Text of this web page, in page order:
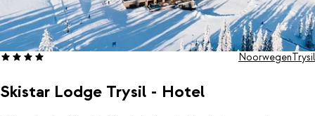
Skistar Lodge Trysil - Hotel
NoorwegenTrysil